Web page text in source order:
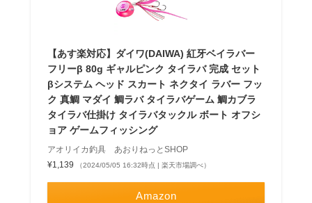
【あす楽対応】ダイワ(DAIWA) 紅牙ベイラバー
フリーβ 80g ギャルピンク タイラバ 完成 セット
βシステム ヘッド スカート ネクタイ ラバー フッ
ク 真鯛 マダイ 鯛ラバ タイラバゲーム 鯛カブラ
タイラバ仕掛け タイラバタックル ボート オフシ
ョア ゲームフィッシング
アオリイカ釣具 あおりねっとSHOP
¥1,139
（2024/05/05 16:32時点 | 楽天市場調べ）
Amazon